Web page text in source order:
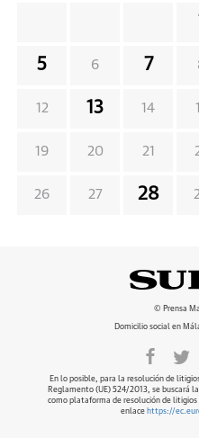
5 6 7
12 13 14
19 20 21
26 27 28
© Prensa
Domicilio social en
En lo posible, para la resolución de
Reglamento (UE) 524/2013, se buscará
como plataforma de resolución de
enlace https://